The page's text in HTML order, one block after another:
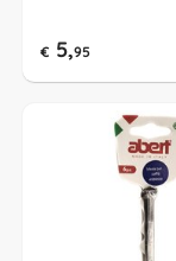
€ 5,95